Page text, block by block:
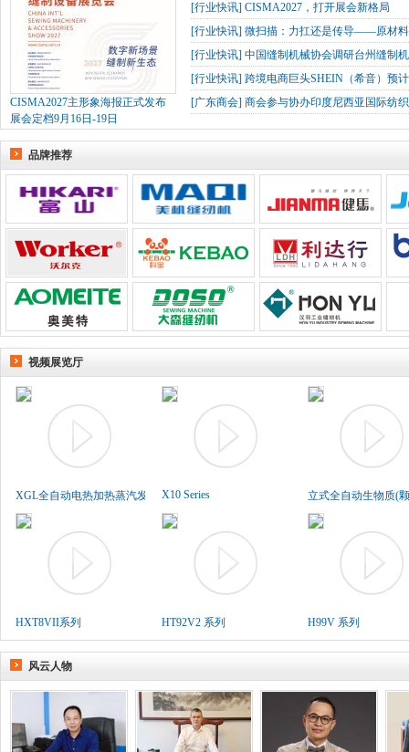
CISMA2027主形象海报正式发布
展会定档9月16日-19日
[行业快讯] CISMA2027，打开展会新格局
[行业快讯] 微扫描：力扛还是传导——原材
[行业快讯] 中国缝制机械协会调研台州缝制
[行业快讯] 跨境电商巨头SHEIN（希音）预
[广东商会] 商会参与协办印度尼西亚国际纺
品牌推荐
视频展览厅
XGL全自动电热加热蒸汽发生..X10 Series 立式全自动生物质(
HXT8VII系列 HT92V2 系列 H99V 系列
风云人物